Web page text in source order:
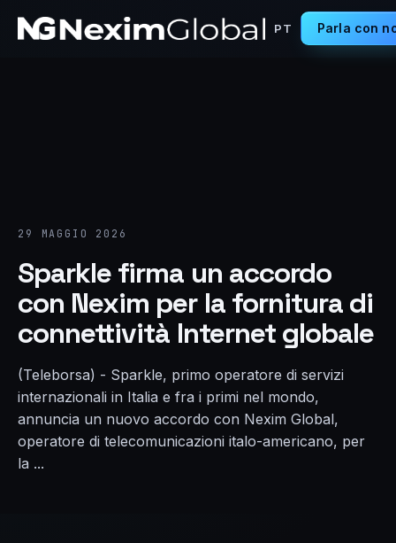
PT Parla con
29 MAGGIO 2026
Sparkle firma un accordo
con Nexim per la fornitura di
connettività Internet globale
(Teleborsa) - Sparkle, primo operatore di servizi
internazionali in Italia e fra i primi nel mondo,
annuncia un nuovo accordo con Nexim Global,
operatore di telecomunicazioni italo-americano, per
la ...